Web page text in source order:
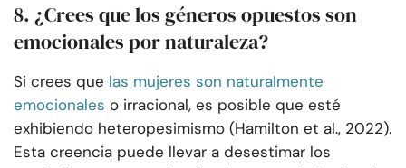
8. ¿Crees que los géneros opuestos son
emocionales por naturaleza?
Si crees que las mujeres son naturalmente
emocionales o irracional, es posible que esté
exhibiendo heteropesimismo (Hamilton et al., 2022).
Esta creencia puede llevar a desestimar los